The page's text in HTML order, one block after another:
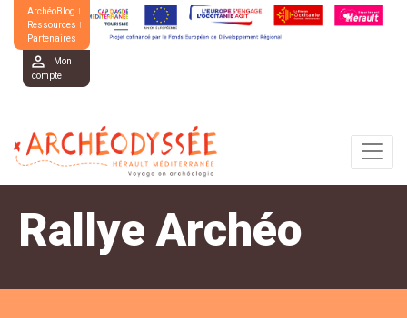
ArchéoBlog
Ressources
Partenaires
Mon
compte
Rallye Archéo